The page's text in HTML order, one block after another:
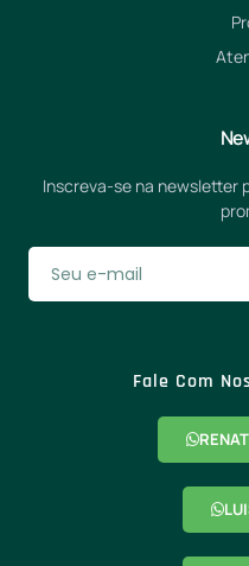
Inscreva-se na newsletter
Fale Com